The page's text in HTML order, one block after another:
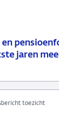
jaren
toezicht